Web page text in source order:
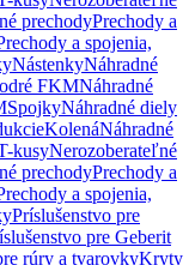
prechodyPrechody a
a spojenia,
NástenkyNáhradné
FKMNáhradné
SpojkyNáhradné diely
KolenáNáhradné
kusyNerozoberateľné
prechodyPrechody a
a spojenia,
Príslušenstvo pre
pre Geberit
rúry a tvarovkyKryty